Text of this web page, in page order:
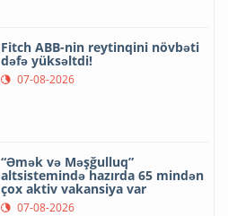
Fitch ABB-nin reytinqini növbəti
dəfə yüksəltdi!
07-08-2026
“Əmək və Məşğulluq”
altsistemində hazırda 65 mindən
çox aktiv vakansiya var
07-08-2026